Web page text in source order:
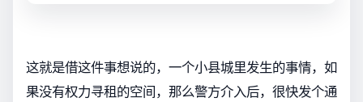
这就是借这件事想说的，一个小县城里发生的事情，如
果没有权力寻租的空间，那么警方介入后，很快发个通